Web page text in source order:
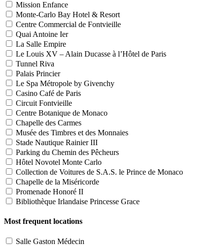
Mission Enfance
Monte-Carlo Bay Hotel & Resort
Centre Commercial de Fontvieille
Quai Antoine Ier
La Salle Empire
Le Louis XV – Alain Ducasse à l’Hôtel de Paris
Tunnel Riva
Palais Princier
Le Spa Métropole by Givenchy
Casino Café de Paris
Circuit Fontvieille
Centre Botanique de Monaco
Chapelle des Carmes
Musée des Timbres et des Monnaies
Stade Nautique Rainier III
Parking du Chemin des Pêcheurs
Hôtel Novotel Monte Carlo
Collection de Voitures de S.A.S. le Prince de Monaco
Chapelle de la Miséricorde
Promenade Honoré II
Bibliothèque Irlandaise Princesse Grace
Most frequent locations
Salle Gaston Médecin